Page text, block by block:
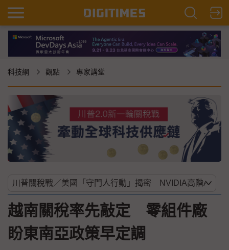
科技網 觀點 專家講堂
越南關稅率先敲定 零組件廠
盼東南亞政策早定調